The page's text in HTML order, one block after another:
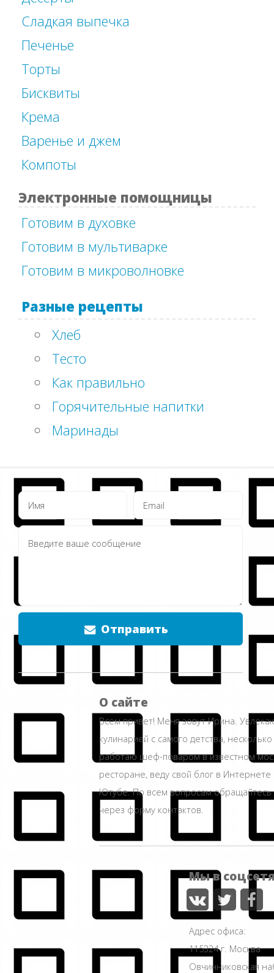
Сладкая выпечка
Печенье
Торты
Бисквиты
Крема
Варенье и джем
Компоты
Электронные помощницы
Готовим в духовке
Готовим в мультиварке
Готовим в микроволновке
Разные рецепты
Хлеб
Тесто
Как правильно
Горячительные напитки
Маринады
Отправить
О сайте
Всем привет! Меня зовут Ирина.
кулинарией с самого детства,
работаю шеф-поваром в известном
ресторане, веду свой блог в Интернете
Ютубе. По всем вопросам
через форму контактов.
Мы в
Адрес офиса:
115324 г. Москва
Овчинниковская